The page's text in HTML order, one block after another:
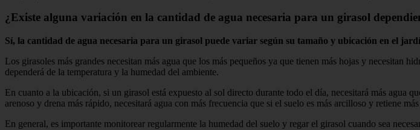
¿Existe alguna variación en la cantidad de agua necesaria para un girasol
Sí, la cantidad de agua necesaria para un girasol puede variar según su tamaño y ubicación en el
Los girasoles más grandes necesitan más agua que los más pequeños ya que tienen más hojas y necesitan
dependerá de la temperatura y la humedad del ambiente.
En cuanto a la ubicación, si un girasol está expuesto al sol directo durante todo el día, necesitará más agua
arenoso y drena más rápido, necesitará agua con más frecuencia que si el suelo es más arcilloso y retiene
En general, es importante monitorear regularmente la humedad del suelo y regar el girasol cuando sea